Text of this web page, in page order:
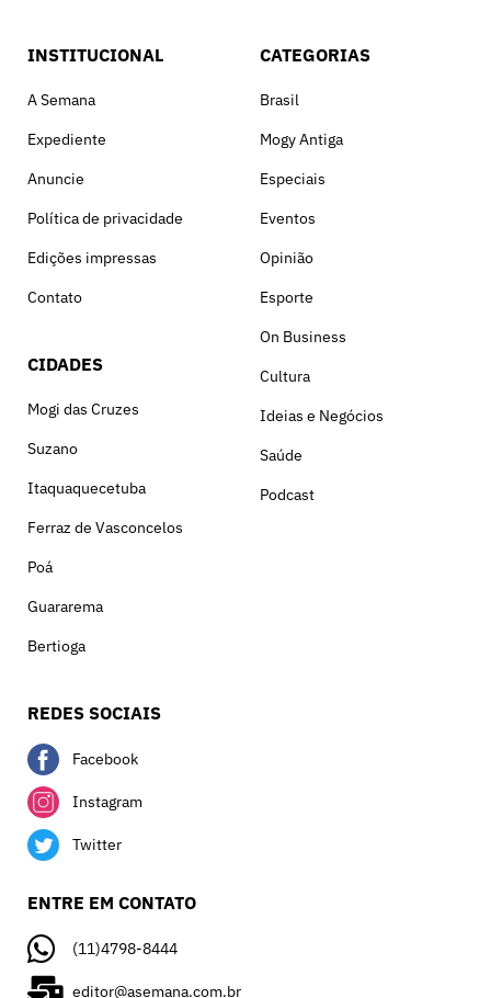
INSTITUCIONAL
A Semana
Expediente
Anuncie
Política de privacidade
Edições impressas
Contato
CIDADES
Mogi das Cruzes
Suzano
Itaquaquecetuba
Ferraz de Vasconcelos
Poá
Guararema
Bertioga
CATEGORIAS
Brasil
Mogy Antiga
Especiais
Eventos
Opinião
Esporte
On Business
Cultura
Ideias e Negócios
Saúde
Podcast
REDES SOCIAIS
Facebook
Instagram
Twitter
ENTRE EM CONTATO
(11)4798-8444
editor@asemana.com.br